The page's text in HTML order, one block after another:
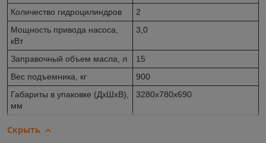
Количество гидроцилиндров
2
Мощность привода насоса,
кВт
3,0
Заправочный объем масла, л
15
Вес подъемника, кг
900
Габариты в упаковке (ДхШхВ),
мм
3280х780х690
Скрыть